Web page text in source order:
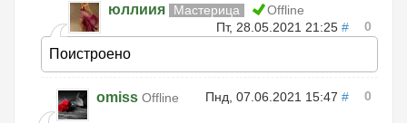
юллиия Мастерица
Offline
Пт, 28.05.2021 21:25 # 0
Поистроено
omiss Offline Пнд, 07.06.2021 15:47 # 0